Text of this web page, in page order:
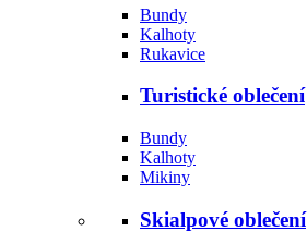
Bundy
Kalhoty
Rukavice
Turistické oblečení
Bundy
Kalhoty
Mikiny
Skialpové oblečení